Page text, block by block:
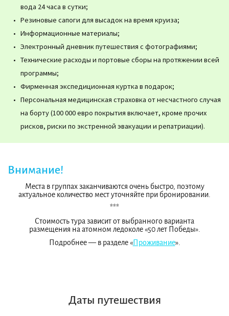
вода 24 часа в сутки;
Резиновые сапоги для высадок на время круиза;
Информационные материалы;
Электронный дневник путешествия с фотографиями;
Технические расходы и портовые сборы на протяжении всей
программы;
Фирменная экспедиционная куртка в подарок;
Персональная медицинская страховка от несчастного случая
на борту (100 000 евро покрытия включает, кроме прочих
рисков, риски по экстренной эвакуации и репатриации).
Внимание!
Места в группах заканчиваются очень быстро, поэтому
актуальное количество мест уточняйте при бронировании.
***
Стоимость тура зависит от выбранного варианта
размещения на атомном ледоколе «50 лет Победы».
Подробнее — в разделе «Проживание».
Даты путешествия